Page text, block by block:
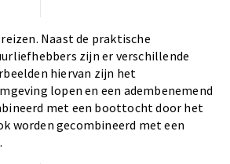
Naast de praktische
zijn er verschillende
hiervan zijn het
lopen en een adembenemend
met een boottocht door het
worden gecombineerd met een